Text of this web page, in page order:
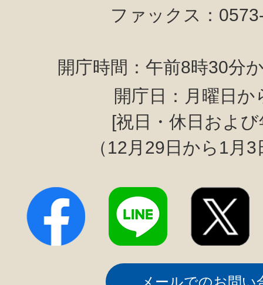
ファックス：
開庁時間：午前8時30分
開庁日：月曜日か
[祝日・休日およ
（12月29日から1月
メールでのお問い